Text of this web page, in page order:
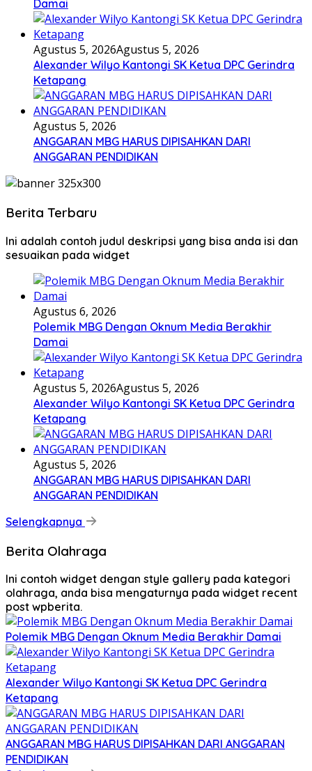
Damai
Agustus 5, 2026Agustus 5, 2026
Alexander Wilyo Kantongi SK Ketua DPC Gerindra
Ketapang
Agustus 5, 2026
ANGGARAN MBG HARUS DIPISAHKAN DARI
ANGGARAN PENDIDIKAN
Berita Terbaru
Ini adalah contoh judul deskripsi yang bisa anda isi dan
sesuaikan pada widget
Agustus 6, 2026
Polemik MBG Dengan Oknum Media Berakhir
Damai
Agustus 5, 2026Agustus 5, 2026
Alexander Wilyo Kantongi SK Ketua DPC Gerindra
Ketapang
Agustus 5, 2026
ANGGARAN MBG HARUS DIPISAHKAN DARI
ANGGARAN PENDIDIKAN
Selengkapnya
Berita Olahraga
Ini contoh widget dengan style gallery pada kategori
olahraga, anda bisa mengaturnya pada widget recent
post wpberita.
Polemik MBG Dengan Oknum Media Berakhir Damai
Alexander Wilyo Kantongi SK Ketua DPC Gerindra
Ketapang
ANGGARAN MBG HARUS DIPISAHKAN DARI ANGGARAN
PENDIDIKAN